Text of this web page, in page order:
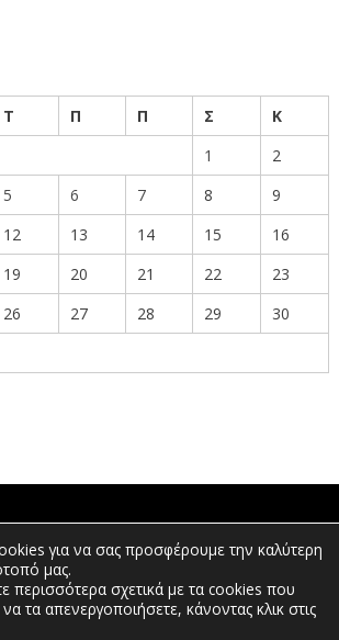
Τ Π Π Σ
Κ
1
2
5 6 7 8
9
12 13 14 15
16
19 20 21 22
23
26 27 28 29
30
ΠΟΛΙΤΕΣ
ΕΠΕΝΔΥΤΕΣ
για να σας προσφέρουμε την καλύτερη
μας.
περισσότερα σχετικά με τα cookies που
τα απενεργοποιήσετε, κάνοντας κλικ στις